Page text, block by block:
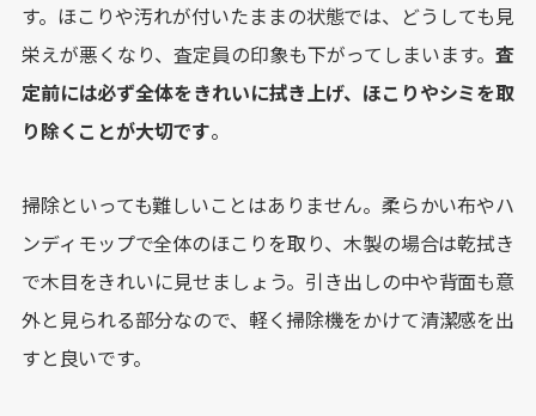
す。ほこりや汚れが付いたままの状態では、どうしても見
栄えが悪くなり、査定員の印象も下がってしまいます。査
定前には必ず全体をきれいに拭き上げ、ほこりやシミを取
り除くことが大切です。
掃除といっても難しいことはありません。柔らかい布やハ
ンディモップで全体のほこりを取り、木製の場合は乾拭き
で木目をきれいに見せましょう。引き出しの中や背面も意
外と見られる部分なので、軽く掃除機をかけて清潔感を出
すと良いです。